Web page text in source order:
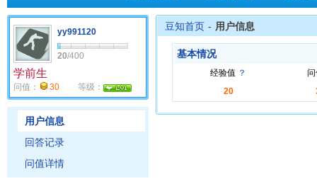
yy991120
20/400
学前生
问值： 30 等级：
用户信息
回答记录
问值详情
豆知首页 - 用户信息
基本情况
经验值 ？
问
20